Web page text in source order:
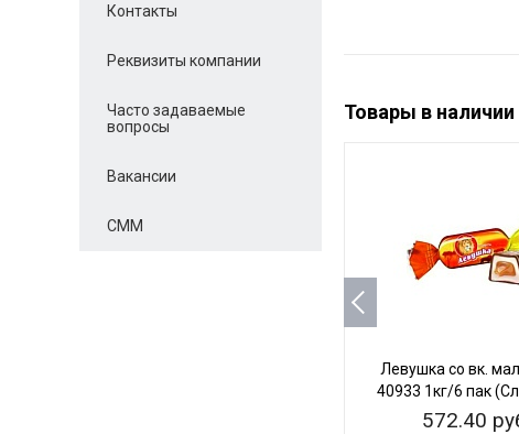
Контакты
Реквизиты компании
Часто задаваемые
вопросы
Вакансии
СММ
Товары в наличии
Левушка со вк.
40933 1кг/6 пак
572.40